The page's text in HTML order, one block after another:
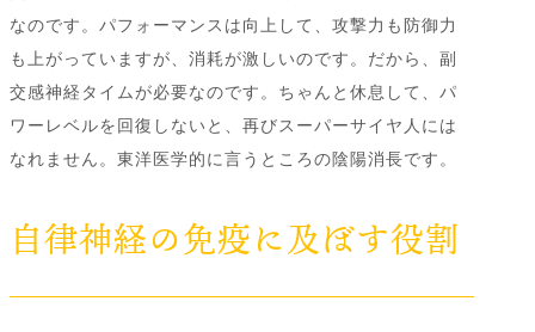
なのです。パフォーマンスは向上して、攻撃力も防御力
も上がっていますが、消耗が激しいのです。だから、副
交感神経タイムが必要なのです。ちゃんと休息して、パ
ワーレベルを回復しないと、再びスーパーサイヤ人には
なれません。東洋医学的に言うところの陰陽消長です。
自律神経の免疫に及ぼす役割